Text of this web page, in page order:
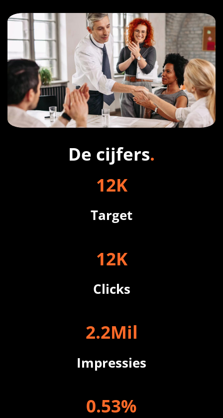
De cijfers.
12K
Target
12K
Clicks
2.2Mil
Impressies
0.54%